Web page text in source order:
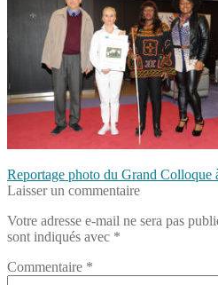
Navigation
de
l’article
Article
précédent :
Reportage photo du Grand Colloque
Laisser un commentaire
Votre adresse e-mail ne sera pas
sont indiqués avec *
Commentaire *